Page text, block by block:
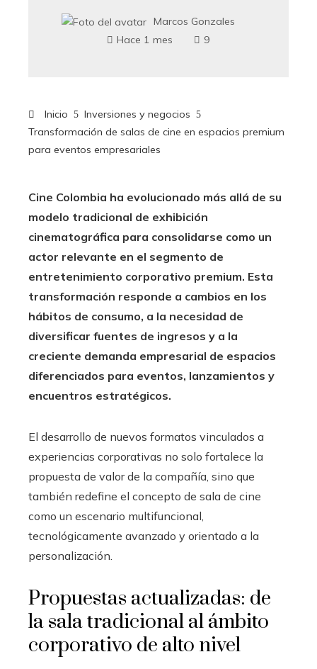
Marcos Gonzales
Hace 1 mes
9
Inicio
Inversiones y negocios
Transformación de salas de cine en espacios premium
para eventos empresariales
Cine Colombia ha evolucionado más allá de su
modelo tradicional de exhibición
cinematográfica para consolidarse como un
actor relevante en el segmento de
entretenimiento corporativo premium. Esta
transformación responde a cambios en los
hábitos de consumo, a la necesidad de
diversificar fuentes de ingresos y a la
creciente demanda empresarial de espacios
diferenciados para eventos, lanzamientos y
encuentros estratégicos.
El desarrollo de nuevos formatos vinculados a
experiencias corporativas no solo fortalece la
propuesta de valor de la compañía, sino que
también redefine el concepto de sala de cine
como un escenario multifuncional,
tecnológicamente avanzado y orientado a la
personalización.
Propuestas actualizadas: de
la sala tradicional al ámbito
corporativo de alto nivel